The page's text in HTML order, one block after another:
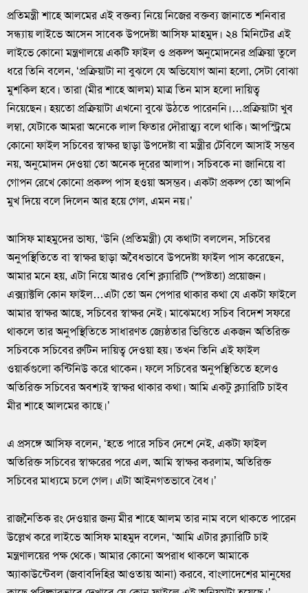
প্রতিমন্ত্রী শাহে আলমের এই বক্তব্য নিয়ে নিজের বক্তব্য জানাতে শনিবার
সন্ধ্যায় লাইভে আসেন সাবেক উপদেষ্টা আসিফ মাহমুদ। ২৪ মিনিটের এই
লাইভে কোনো মন্ত্রণালয়ে একটি ফাইল ও প্রকল্প অনুমোদনের প্রক্রিয়া তুলে
ধরে তিনি বলেন, ‘প্রক্রিয়াটা না বুঝলে যে অভিযোগ আনা হলো, সেটা বোঝা
মুশকিল হবে। তারা (মীর শাহে আলম) মাত্র তিন মাস হলো দায়িত্ব
নিয়েছেন। হয়তো প্রক্রিয়াটা এখনো বুঝে উঠতে পারেননি।…প্রক্রিয়াটা খুব
লম্বা, যেটাকে আমরা অনেকে লাল ফিতার দৌরাত্ম্য বলে থাকি। আপস্ট্রিমে
কোনো ফাইল সচিবের স্বাক্ষর ছাড়া উপদেষ্টা বা মন্ত্রীর টেবিলে আসাই সম্ভব
নয়, অনুমোদন দেওয়া তো অনেক দূরের আলাপ। সচিবকে না জানিয়ে বা
গোপন রেখে কোনো প্রকল্প পাস হওয়া অসম্ভব। একটা প্রকল্প তো আপনি
মুখ দিয়ে বলে দিলেন আর হয়ে গেল, এমন নয়।’
আসিফ মাহমুদের ভাষ্য, ‘উনি (প্রতিমন্ত্রী) যে কথাটা বললেন, সচিবের
অনুপস্থিতিতে বা স্বাক্ষর ছাড়া অবৈধভাবে উপদেষ্টা ফাইল পাস করেছেন,
আমার মনে হয়, এটা নিয়ে আরও বেশি ক্ল্যারিটি (স্পষ্টতা) প্রয়োজন।
এক্স্যাক্টলি কোন ফাইল…এটা তো অন পেপার থাকার কথা যে একটা ফাইলে
আমার স্বাক্ষর আছে, সচিবের স্বাক্ষর নেই। মাঝেমধ্যে সচিব বিদেশ সফরে
থাকলে তার অনুপস্থিতিতে সাধারণত জ্যেষ্ঠতার ভিত্তিতে একজন অতিরিক্ত
সচিবকে সচিবের রুটিন দায়িত্ব দেওয়া হয়। তখন তিনি এই ফাইল
ওয়ার্কগুলো কন্টিনিউ করে থাকেন। ফলে সচিবের অনুপস্থিতিতে হলেও
অতিরিক্ত সচিবের অবশ্যই স্বাক্ষর থাকার কথা। আমি একটু ক্ল্যারিটি চাইব
মীর শাহে আলমের কাছে।’
এ প্রসঙ্গে আসিফ বলেন, ‘হতে পারে সচিব দেশে নেই, একটা ফাইল
অতিরিক্ত সচিবের স্বাক্ষরের পরে এল, আমি স্বাক্ষর করলাম, অতিরিক্ত
সচিবের মাধ্যমে চলে গেল। এটা আইনগতভাবে বৈধ।’
রাজনৈতিক রং দেওয়ার জন্য মীর শাহে আলম তার নাম বলে থাকতে পারেন
উল্লেখ করে লাইভে আসিফ মাহমুদ বলেন, ‘আমি এটার ক্ল্যারিটি চাই
মন্ত্রণালয়ের পক্ষ থেকে। আমার কোনো অপরাধ থাকলে আমাকে
অ্যাকাউন্টেবল (জবাবদিহির আওতায় আনা) করবে, বাংলাদেশের মানুষের